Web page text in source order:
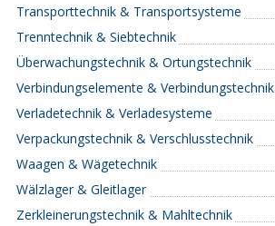
Transporttechnik & Transportsysteme
Trenntechnik & Siebtechnik
Überwachungstechnik & Ortungstechnik
Verbindungselemente & Verbindungstechnik
Verladetechnik & Verladesysteme
Verpackungstechnik & Verschlusstechnik
Waagen & Wägetechnik
Wälzlager & Gleitlager
Zerkleinerungstechnik & Mahltechnik